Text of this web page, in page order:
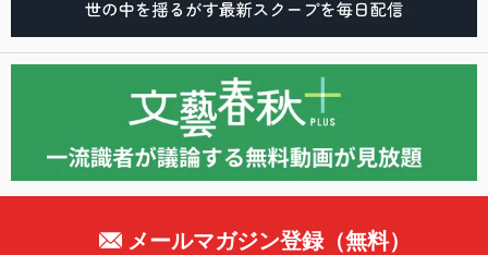
メールマガジン登録（無料）